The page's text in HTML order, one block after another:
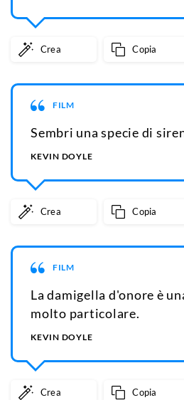
Crea Copia
FILM
Sembri una specie di
KEVIN DOYLE
Crea Copia
FILM
La damigella d'onore è
molto particolare.
KEVIN DOYLE
Crea Copia